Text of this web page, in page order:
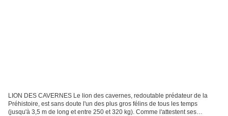
LION DES CAVERNES Le lion des cavernes, redoutable prédateur de la
Préhistoire, est sans doute l'un des plus gros félins de tous les temps
(jusqu'à 3,5 m de long et entre 250 et 320 kg). Comme l'attestent ses